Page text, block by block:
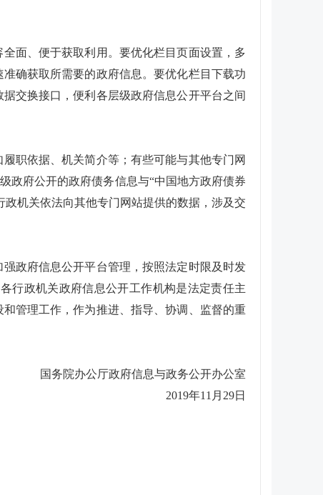
面、便于获取利用。要优化栏目页面设置，多
确获取所需要的政府信息。要优化栏目下载功
交换接口，便利各层级政府信息公开平台之间
职依据、机关简介等；有些可能与其他专门网
政府公开的政府债务信息与“中国地方政府债券
机关依法向其他专门网站提供的数据，涉及交
政府信息公开平台管理，按照法定时限及时发
行政机关政府信息公开工作机构是法定责任主
管理工作，作为推进、指导、协调、监督的重
国务院办公厅政府信息与政务公开办公室
2019年11月29日